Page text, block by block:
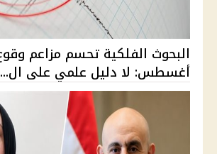
أغسطس: لا دليل علمي على ال...